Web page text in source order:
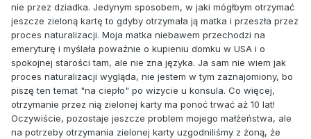
nie przez dziadka. Jedynym sposobem, w jaki mógłbym otrzymać
jeszcze zieloną kartę to gdyby otrzymała ją matka i przeszła przez
proces naturalizacji. Moja matka niebawem przechodzi na
emeryturę i myślała poważnie o kupieniu domku w USA i o
spokojnej starości tam, ale nie zna języka. Ja sam nie wiem jak
proces naturalizacji wygląda, nie jestem w tym zaznajomiony, bo
piszę ten temat "na ciepło" po wizycie u konsula. Co więcej,
otrzymanie przez nią zielonej karty ma ponoć trwać aż 10 lat!
Oczywiście, pozostaje jeszcze problem mojego małżeństwa, ale
na potrzeby otrzymania zielonej karty uzgodniliśmy z żoną, że